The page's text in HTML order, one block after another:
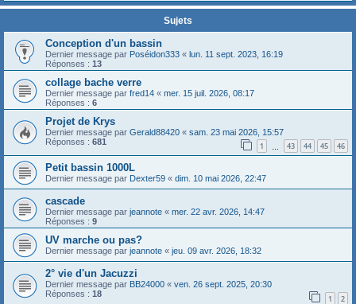
Sujets
Conception d'un bassin
Dernier message par Poséidon333 « lun. 11 sept. 2023, 16:19
Réponses : 13
collage bache verre
Dernier message par fred14 « mer. 15 juil. 2026, 08:17
Réponses : 6
Projet de Krys
Dernier message par Gerald88420 « sam. 23 mai 2026, 15:57
Réponses : 681 1 43 44 45 46
Petit bassin 1000L
Dernier message par Dexter59 « dim. 10 mai 2026, 22:47
cascade
Dernier message par jeannote « mer. 22 avr. 2026, 14:47
Réponses : 9
UV marche ou pas?
Dernier message par jeannote « jeu. 09 avr. 2026, 18:32
2° vie d'un Jacuzzi
Dernier message par BB24000 « ven. 26 sept. 2025, 20:30
Réponses : 18 1 2